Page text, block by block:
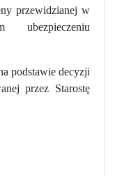
przewidzianej w
ubezpieczeniu
podstawie decyzji
przez Starostę